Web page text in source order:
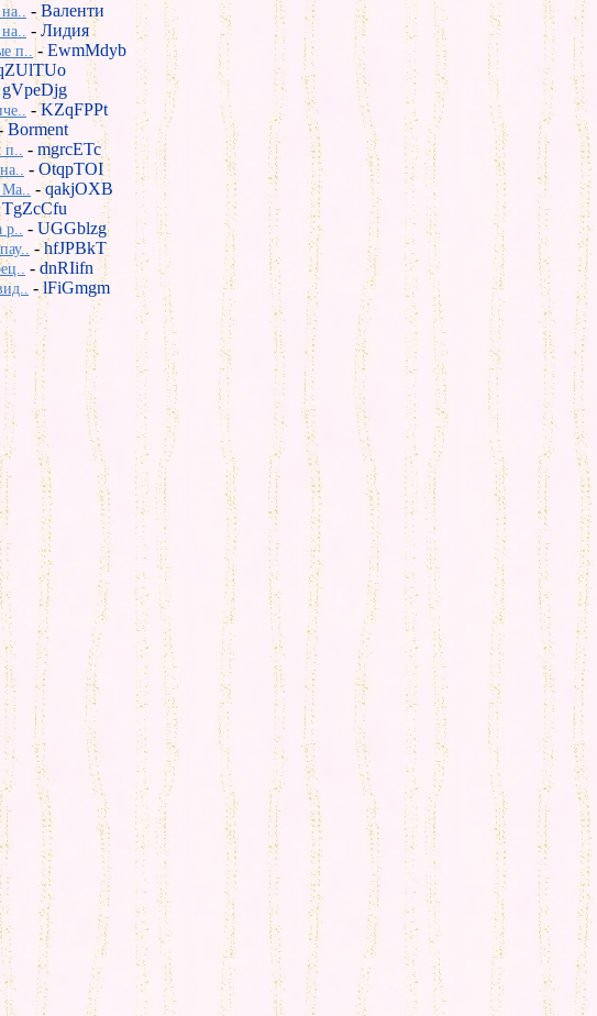
- Валенти
- Лидия
п..-EwmMdyb
gVpeDjg
-KZqFPPt
Borment
п.. - mgrcETc
- OtqpTOI
-qakjOXB
TgZcCfu
р.. - UGGblzg
-hfJPBkT
- dnRIifn
-lFiGmgm